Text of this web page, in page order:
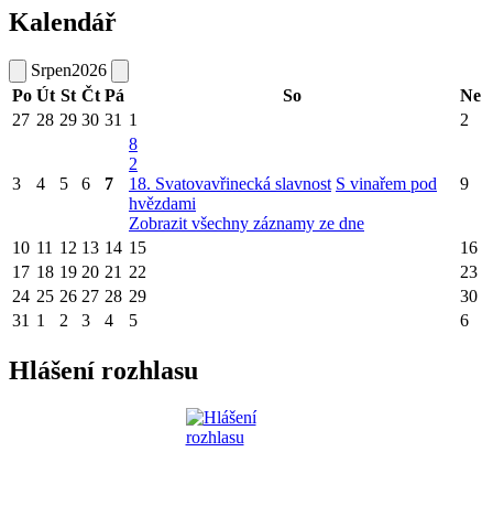
Kalendář
Srpen2026
Po Út St Čt Pá So
Ne
27 28 29 30 31 1 2
3 4 5 6 7
8
2
18. Svatovavřinecká slavnost S vinařem pod
hvězdami
Zobrazit všechny záznamy ze dne
9
10 11 12 13 14 15
16
17 18 19 20 21 22
23
24 25 26 27 28 29
30
31 1 2 3 4 5 6
Hlášení rozhlasu